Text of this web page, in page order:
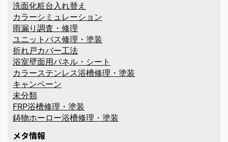
洗面化粧台入れ替え
カラーシミュレーション
雨漏り調査・修理
ユニットバス修理・塗装
折れ戸カバー工法
浴室壁面用パネル・シート
カラーステンレス浴槽修理・塗装
キャンペーン
未分類
FRP浴槽修理・塗装
鋳物ホーロー浴槽修理・塗装
メタ情報